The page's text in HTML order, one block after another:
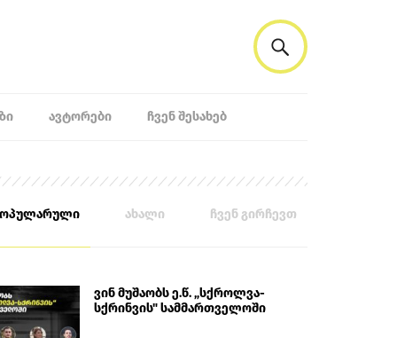
ᲐᲕᲢᲝᲠᲔᲑᲘ ᲩᲕᲔᲜ ᲨᲔᲡᲐᲮᲔᲑ
ახალი ჩვენ გირჩევთ
ვინ მუშაობს ე.წ. „სქროლვა-
სქრინვის" სამმართველოში